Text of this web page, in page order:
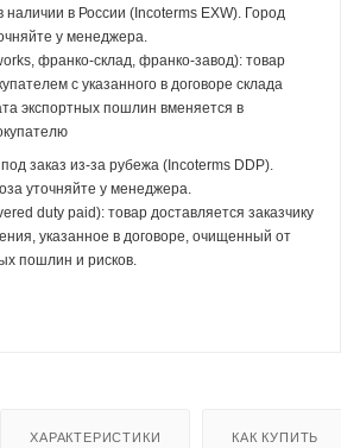
наличии в России (Incoterms EXW). Город
у менеджера.
франко-склад, франко-завод): товар
с указанного в договоре склада
экспортных пошлин вменяется в
заказ из-за рубежа (Incoterms DDP).
уточняйте у менеджера.
duty paid): товар доставляется заказчику
указанное в договоре, очищенный от
пошлин и рисков.
ХАРАКТЕРИСТИКИ КАК КУПИТЬ